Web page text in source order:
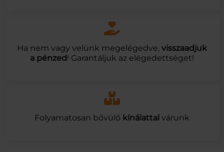
Ha nem vagy velünk megelégedve, visszaadjuk
a pénzed ! Garantáljuk az elégedettséget!
Folyamatosan bővülő kínálattal várunk